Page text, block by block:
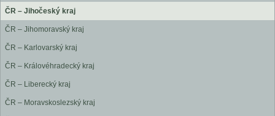
ČR – Jihočeský kraj
ČR – Jihomoravský kraj
ČR – Karlovarský kraj
ČR – Královéhradecký kraj
ČR – Liberecký kraj
ČR – Moravskoslezský kraj